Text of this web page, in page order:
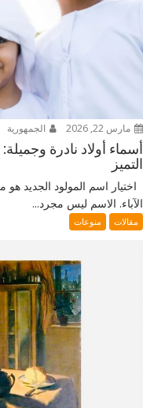
مارس 22, 2026 الجمهورية
أسماء أولاد نادرة
التميز
اختيار اسم المولود الجديد
الآباء. الاسم ليس مجرد...
مقالات منوعات